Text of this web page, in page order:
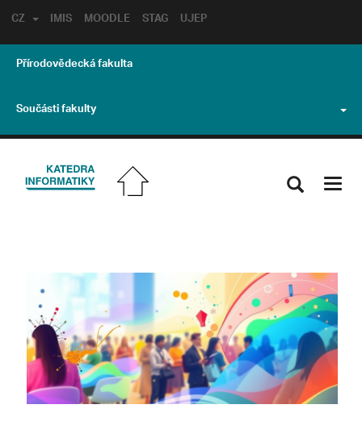
IMIS MOODLE STAG UJEP
CZ
Přírodovědecká fakulta
Součásti fakulty